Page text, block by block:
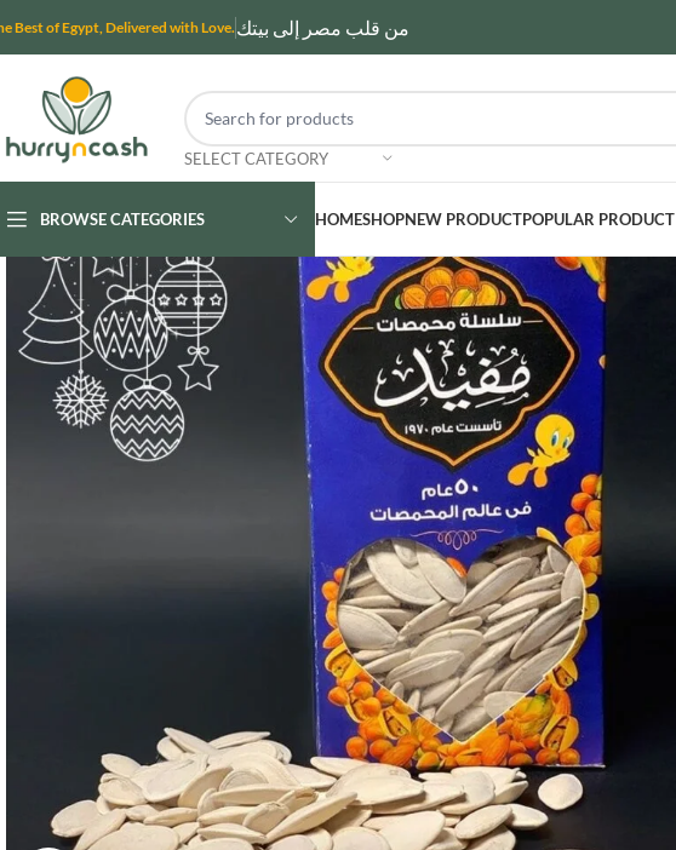
Best of Egypt, Delivered with Love. من قلب مصر إلى بيتك
SELECT CATEGORY
BROWSE CATEGORIES HOMESHOPNEW PRODUCTPOPULAR PRODUCT